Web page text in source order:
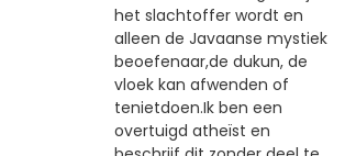
het slachtoffer wordt en
alleen de Javaanse mystiek
beoefenaar,de dukun, de
vloek kan afwenden of
tenietdoen.Ik ben een
overtuigd atheïst en